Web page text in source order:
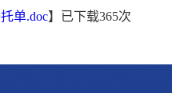
单.doc】已下载365次